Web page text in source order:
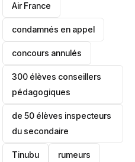
Air France
condamnés en appel
concours annulés
300 élèves conseillers
pédagogiques
de 50 élèves inspecteurs
du secondaire
Tinubu rumeurs